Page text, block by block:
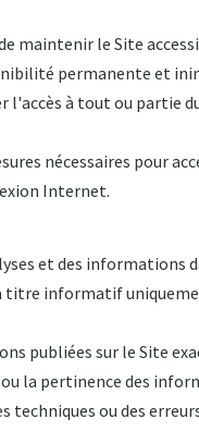
maintenir le Site
permanente et
à tout ou partie
nécessaires pour
Internet.
et des informations
titre informatif
publiées sur le Site
la pertinence des
ou des